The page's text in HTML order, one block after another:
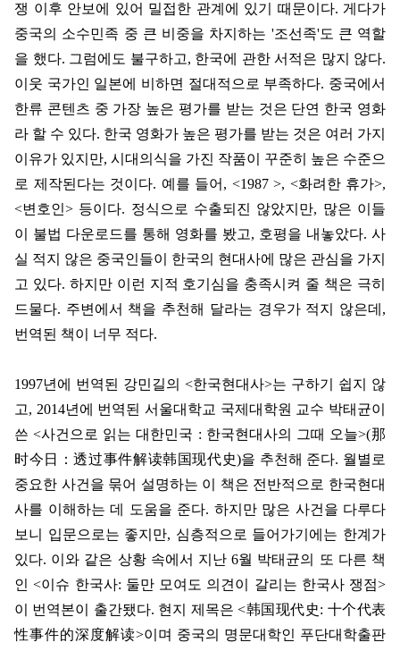
쟁 이후 안보에 있어 밀접한 관계에 있기 때문이다. 게다가
중국의 소수민족 중 큰 비중을 차지하는 '조선족'도 큰 역할
을 했다. 그럼에도 불구하고, 한국에 관한 서적은 많지 않다.
이웃 국가인 일본에 비하면 절대적으로 부족하다. 중국에서
한류 콘텐츠 중 가장 높은 평가를 받는 것은 단연 한국 영화
라 할 수 있다. 한국 영화가 높은 평가를 받는 것은 여러 가지
이유가 있지만, 시대의식을 가진 작품이 꾸준히 높은 수준으
로 제작된다는 것이다. 예를 들어 , <1987 >, <화려한 휴가>,
<변호인> 등이다. 정식으로 수출되진 않았지만, 많은 이들
이 불법 다운로드를 통해 영화를 봤고, 호평을 내놓았다. 사
실 적지 않은 중국인들이 한국의 현대사에 많은 관심을 가지
고 있다. 하지만 이런 지적 호기심을 충족시켜 줄 책은 극히
드물다. 주변에서 책을 추천해 달라는 경우가 적지 않은데 ,
번역된 책이 너무 적다.
1997년에 번역된 강민길의 <한국현대사>는 구하기 쉽지 않
고, 2014년에 번역된 서울대학교 국제대학원 교수 박태균이
쓴<사건으로 읽는 대한민국 : 한국현대사의 그때 오늘>(那
时今日
：透过事件解读韩国现代史)을 추천해 준다. 월별로
중요한 사건을 묶어 설명하는 이 책은 전반적으로 한국현대
사를 이해하는 데 도움을 준다. 하지만 많은 사건을 다루다
보니 입문으로는 좋지만, 심층적으로 들어가기에는 한계가
있다. 이와 같은 상황 속에서 지난6월 박태균의 또 다른 책
인<이슈 한국사: 둘만 모여도 의견이 갈리는 한국사 쟁점>
이 번역본이 출간됐다. 현지 제목은<韩国现代史: 十个代表
性事件的深度解读>이며 중국의 명문대학인 푸단대학출판